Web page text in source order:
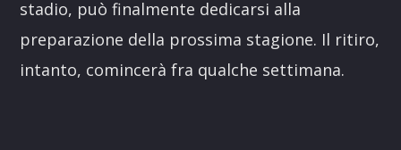
stadio, può finalmente dedicarsi alla
preparazione della prossima stagione. Il ritiro,
intanto, comincerà fra qualche settimana.